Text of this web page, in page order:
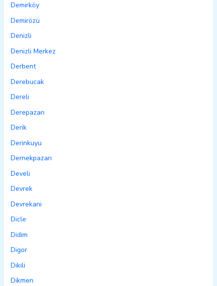
Demirköy
Demirözü
Denizli
Denizli Merkez
Derbent
Derebucak
Dereli
Derepazarı
Derik
Derinkuyu
Dernekpazarı
Develi
Devrek
Devrekani
Dicle
Didim
Digor
Dikili
Dikmen